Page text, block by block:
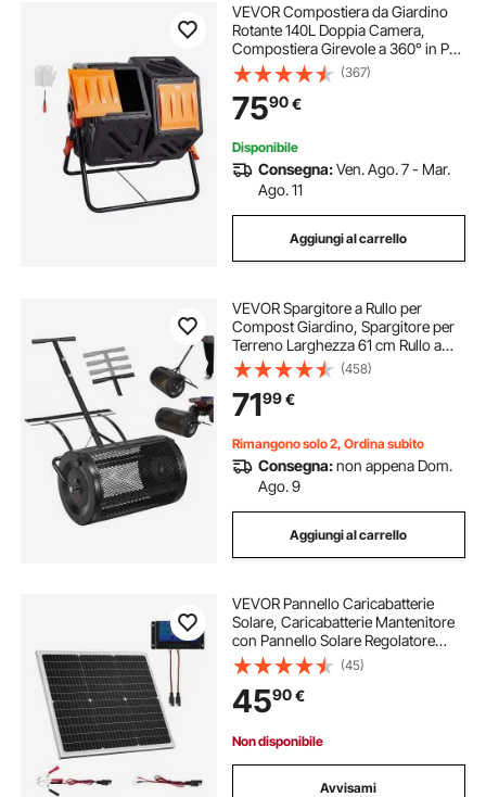
VEVOR Compostiera da Giardino
Rotante 140L Doppia Camera,
Compostiera Girevole a 360° in PP
Senza BPA Portata max. 40 kg per
Compostaggio Rifiuti Organici di
Cucina per Giardinaggio Cortile
Esterno
(367)
7590€
Disponibile
Consegna:Ven. Ago. 7 - Mar.
Ago. 11
Aggiungi al carrello
VEVOR Spargitore a Rullo per
Compost Giardino, Spargitore per
Terreno Larghezza 61 cm Rullo a
Rete per Distribuzione di Muschio
da Prato Maniglia a Spinta Altezza
Regolabile, Spandiconcime per
Prato
(458)
7199€
Rimangono solo 2, Ordina subito
Consegna:non appena Dom.
Ago. 9
Aggiungi al carrello
VEVOR Pannello Caricabatterie
Solare, Caricabatterie Mantenitore
con Pannello Solare Regolatore
MPPT Aggiornato, Impermeabile
IP65 per Auto, Barche, Camper,
Tetti Piani (Staffa non Inclusa)
(45)
4590€
Non disponibile
Avvisami